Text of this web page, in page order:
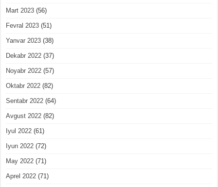
Mart 2023 (56)
Fevral 2023 (51)
Yanvar 2023 (38)
Dekabr 2022 (37)
Noyabr 2022 (57)
Oktabr 2022 (82)
Sentabr 2022 (64)
Avgust 2022 (82)
Iyul 2022 (61)
Iyun 2022 (72)
May 2022 (71)
Aprel 2022 (71)